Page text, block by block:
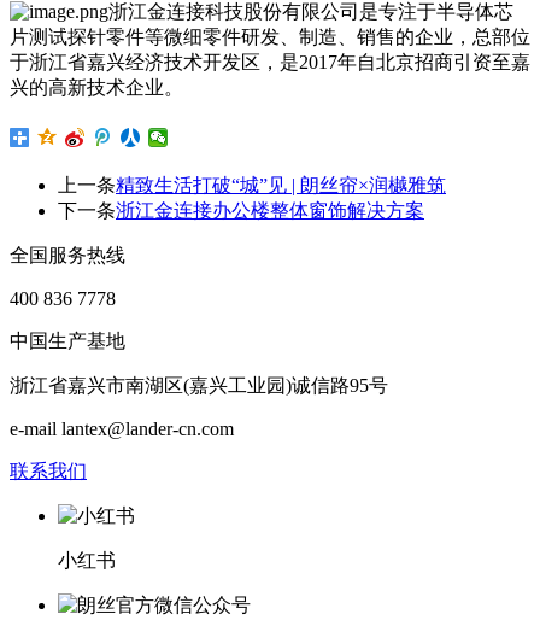
浙江金连接科技股份有限公司是专注于半导体芯
片测试探针零件等微细零件研发、制造、销售的企业，总部位
于浙江省嘉兴经济技术开发区，是2017年自北京招商引资至嘉
兴的高新技术企业。
上一条精致生活打破“城”见 | 朗丝帘×润樾雅筑
下一条浙江金连接办公楼整体窗饰解决方案
全国服务热线
400 836 7778
中国生产基地
浙江省嘉兴市南湖区(嘉兴工业园)诚信路95号
e-mail lantex@lander-cn.com
联系我们
小红书